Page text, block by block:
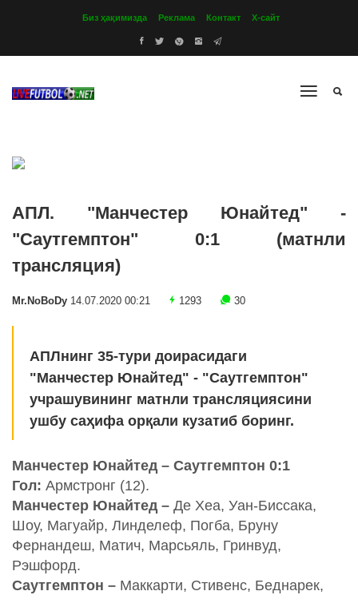
Биз ҳақимизда Реклама Контакт Х-сайт
АПЛ. "Манчестер Юнайтед" -
"Саутгемптон" 0:1 (матнли
трансляция)
Mr.NoBoDy 14.07.2020 00:21 1293 30
АПЛнинг 35-тури доирасидаги
"Манчестер Юнайтед" - "Саутгемптон"
учрашувининг матнли трансляциясини
ушбу саҳифа орқали кузатиб боринг.
Манчестер Юнайтед – Саутгемптон 0:1
Гол: Армстронг (12).
Манчестер Юнайтед – Де Хеа, Уан-Биссака,
Шоу, Магуайр, Линделеф, Погба, Бруну
Фернандеш, Матич, Марсьяль, Гринвуд,
Рэшфорд.
Саутгемптон – Маккарти, Стивенс, Беднарек,